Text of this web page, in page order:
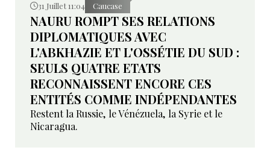
31 Juillet 11:04 Caucase
NAURU ROMPT SES RELATIONS
DIPLOMATIQUES AVEC
L'ABKHAZIE ET L'OSSÉTIE DU SUD :
SEULS QUATRE ETATS
RECONNAISSENT ENCORE CES
ENTITÉS COMME INDÉPENDANTES
Restent la Russie, le Vénézuela, la Syrie et le
Nicaragua.